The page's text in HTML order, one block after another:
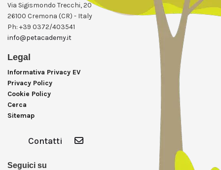
Via Sigismondo Trecchi, 20
26100 Cremona (CR) - Italy
Ph: +39 0372/403541
info@petacademy.it
Legal
Informativa Privacy EV
Privacy Policy
Cookie Policy
Cerca
Sitemap
Contatti
Seguici su